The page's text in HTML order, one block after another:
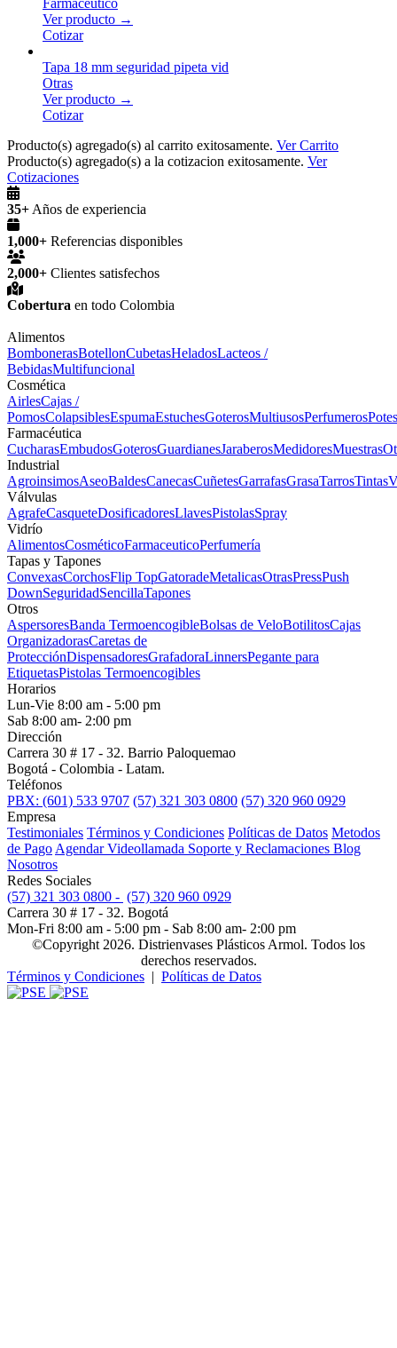
Farmaceutico
Ver producto →
Cotizar
Tapa 18 mm seguridad pipeta vid
Otras
Ver producto →
Cotizar
Producto(s) agregado(s) al carrito exitosamente. Ver Carrito
Producto(s) agregado(s) a la cotizacion exitosamente. Ver
Cotizaciones
35+ Años de experiencia
1,000+ Referencias disponibles
2,000+ Clientes satisfechos
Cobertura en todo Colombia
Alimentos
BombonerasBotellonCubetasHeladosLacteos /
BebidasMultifuncional
Cosmética
AirlesCajas /
PomosColapsiblesEspumaEstuchesGoterosMultiusosPerfumerosPotes
Farmacéutica
CucharasEmbudosGoterosGuardianesJaraberosMedidoresMuestras
Industrial
AgroinsimosAseoBaldesCanecasCuñetesGarrafasGrasaTarrosTintas
Válvulas
AgrafeCasqueteDosificadoresLlavesPistolasSpray
Vidrío
AlimentosCosméticoFarmaceuticoPerfumería
Tapas y Tapones
ConvexasCorchosFlip TopGatoradeMetalicasOtrasPressPush
DownSeguridadSencillaTapones
Otros
AspersoresBanda TermoencogibleBolsas de VeloBotilitosCajas
OrganizadorasCaretas de
ProtecciónDispensadoresGrafadoraLinnersPegante para
EtiquetasPistolas Termoencogibles
Horarios
Lun-Vie 8:00 am - 5:00 pm
Sab 8:00 am- 2:00 pm
Dirección
Carrera 30 # 17 - 32. Barrio Paloquemao
Bogotá - Colombia - Latam.
Teléfonos
PBX: (601) 533 9707 (57) 321 303 0800 (57) 320 960 0929
Empresa
Testimoniales Términos y Condiciones Políticas de Datos Metodos
de Pago Agendar Videollamada Soporte y Reclamaciones Blog
Nosotros
Redes Sociales
(57) 321 303 0800 - (57) 320 960 0929
Carrera 30 # 17 - 32. Bogotá
Mon-Fri 8:00 am - 5:00 pm - Sab 8:00 am- 2:00 pm
©Copyright 2026. Distrienvases Plásticos Armol. Todos los
derechos reservados.
Términos y Condiciones | Políticas de Datos